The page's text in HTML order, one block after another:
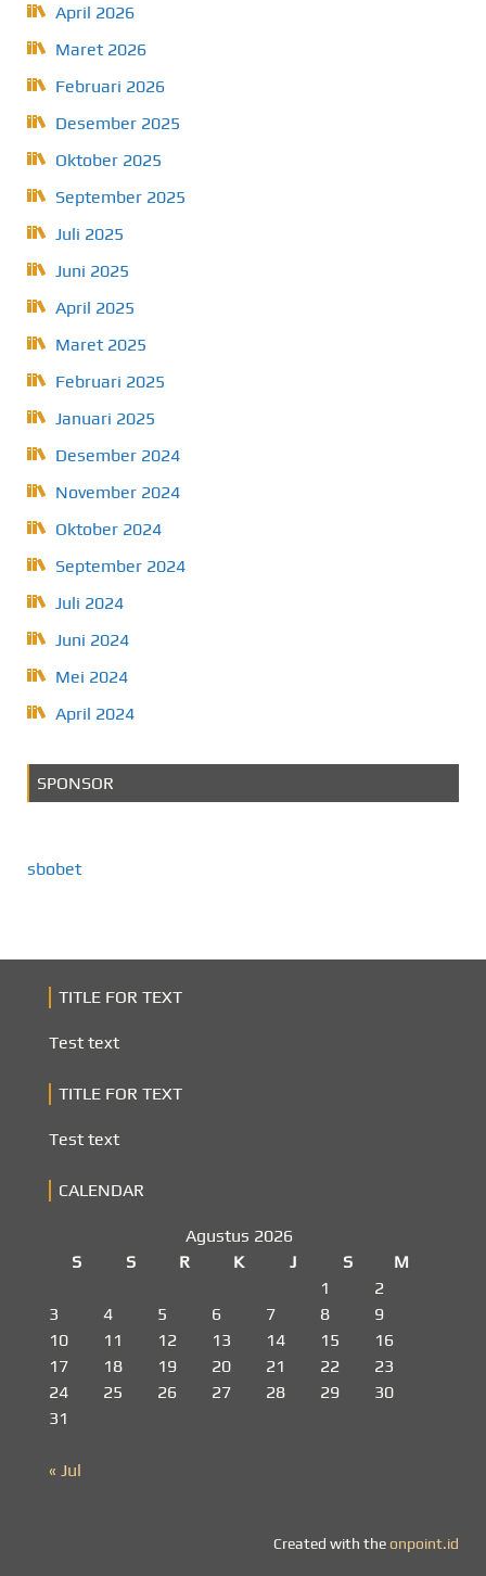
April 2026
Maret 2026
Februari 2026
Desember 2025
Oktober 2025
September 2025
Juli 2025
Juni 2025
April 2025
Maret 2025
Februari 2025
Januari 2025
Desember 2024
November 2024
Oktober 2024
September 2024
Juli 2024
Juni 2024
Mei 2024
April 2024
SPONSOR
sbobet
TITLE FOR TEXT
Test text
TITLE FOR TEXT
Test text
CALENDAR
Agustus 2026
S
S R K J S
M
1
2
3
4 5 6 7 8
9
10
11 12 13 14 15
16
17
18 19 20 21 22
23
24
25 26 27 28 29
30
31
« Jul
Created with theonpoint.id